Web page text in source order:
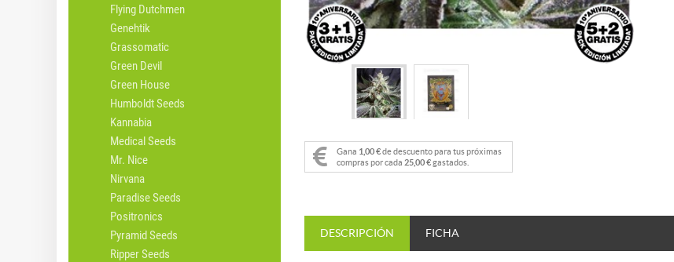
Flying Dutchmen
Genehtik
Grassomatic
Green Devil
Green House
Humboldt Seeds
Kannabia
Medical Seeds
Mr. Nice
Nirvana
Paradise Seeds
Positronics
Pyramid Seeds
Ripper Seeds
Gana 1,00 €de descuento para tus próximas
compras por cada 25,00 €gastados.
DESCRIPCIÓN FICHA